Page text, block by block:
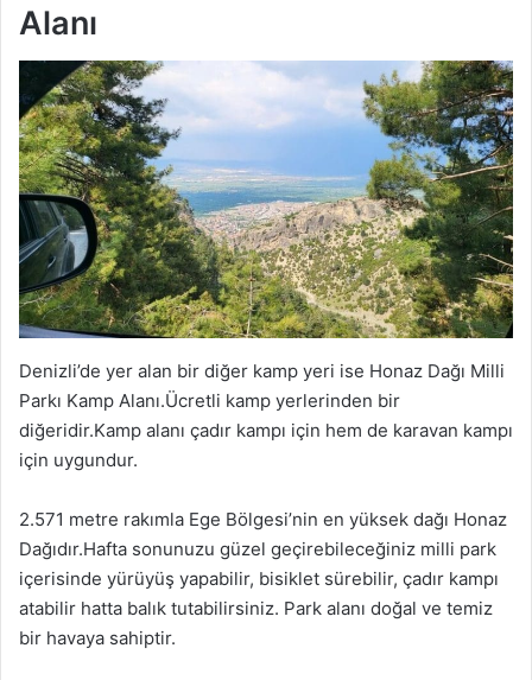
Alanı
Denizli’de yer alan bir diğer kamp yeri ise Honaz Dağı Milli
Parkı Kamp Alanı.Ücretli kamp yerlerinden bir
diğeridir.Kamp alanı çadır kampı için hem de karavan kampı
için uygundur.
2.571 metre rakımla Ege Bölgesi’nin en yüksek dağı Honaz
Dağıdır.Hafta sonunuzu güzel geçirebileceğiniz milli park
içerisinde yürüyüş yapabilir, bisiklet sürebilir, çadır kampı
atabilir hatta balık tutabilirsiniz. Park alanı doğal ve temiz
bir havaya sahiptir.